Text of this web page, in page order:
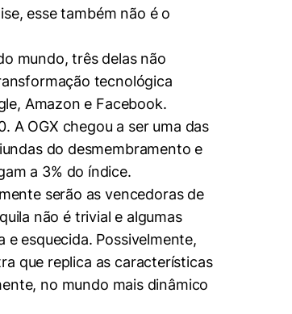
esse também não é o
mundo, três delas não
tecnológica
Amazon e Facebook.
A OGX chegou a ser uma das
do desmembramento e
a 3% do índice.
serão as vencedoras de
não é trivial e algumas
esquecida. Possivelmente,
que replica as características
no mundo mais dinâmico